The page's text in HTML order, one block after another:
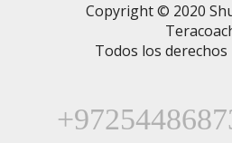
Copyright © 2020
Todos los derechos